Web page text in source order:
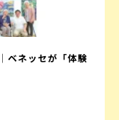
ベネッセが「体験